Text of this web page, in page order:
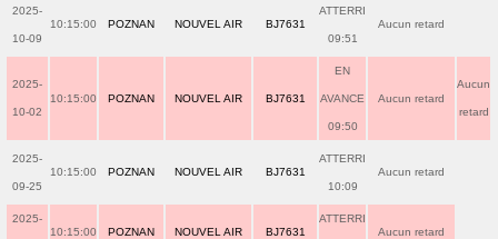
2025-
10-09
10:15:00 POZNAN NOUVEL AIR BJ7631
ATTERRI
09:51
Aucun retard
2025-
10-02
10:15:00 POZNAN NOUVEL AIR BJ7631
EN
AVANCE
09:50
Aucun retard
Aucun
retard
2025-
09-25
10:15:00 POZNAN NOUVEL AIR BJ7631
ATTERRI
10:09
Aucun retard
2025-
10:15:00 POZNAN NOUVEL AIR BJ7631
ATTERRI
Aucun retard